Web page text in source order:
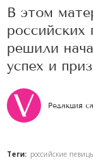
В этом
российских
решили
успех и
Редакция
Теги: российские